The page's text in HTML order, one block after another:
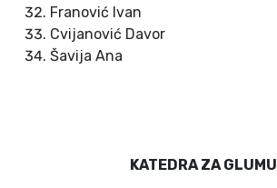
Franović Ivan
Cvijanović Davor
Šavija Ana
KATEDRA ZA GLUMU